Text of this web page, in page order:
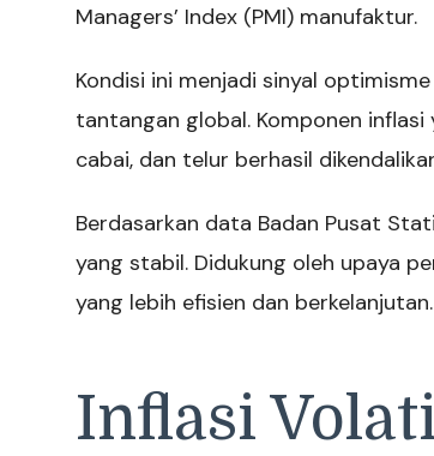
Managers’ Index (PMI) manufaktur.
Kondisi ini menjadi sinyal
tantangan global. Komponen
cabai, dan telur berhasil
Berdasarkan data Badan Pusat
yang stabil. Didukung oleh upaya
yang lebih efisien dan berkelanjutan.
Inflasi